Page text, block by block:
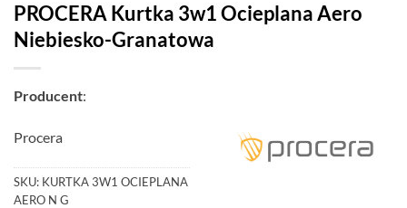
PROCERA Kurtka 3w1 Ocieplana Aero
Niebiesko-Granatowa
Producent:
Procera
SKU: KURTKA 3W1 OCIEPLANA
AERO N G